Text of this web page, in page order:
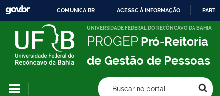
IR
PARA
CONTEÚDO
COMUNICA BR ACESSO À INFORMAÇÃO
UNIVERSIDADE FEDERAL DO RECÔNCAVO DA BAHIA
PROGEP Pró-Reitoria
de Gestão de Pessoas
Buscar no portal